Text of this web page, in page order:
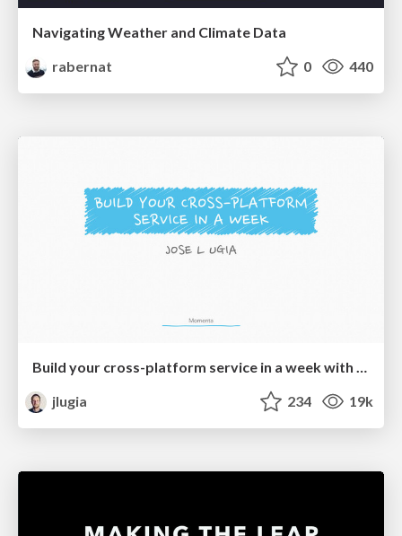
Navigating Weather and Climate Data
rabernat
0 440
Build your cross-platform service in a week with App Engine
jlugia
234 19k